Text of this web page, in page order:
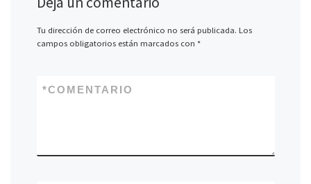
Tu dirección de correo electrónico no será publicada. Los
campos obligatorios están marcados con *
COMENTARIO
*